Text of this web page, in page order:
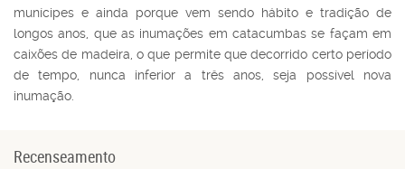
munícipes e ainda porque vem sendo hábito e tradição de
longos anos, que as inumações em catacumbas se façam em
caixões de madeira, o que permite que decorrido certo período
de tempo, nunca inferior a três anos, seja possível nova
inumação.
Recenseamento